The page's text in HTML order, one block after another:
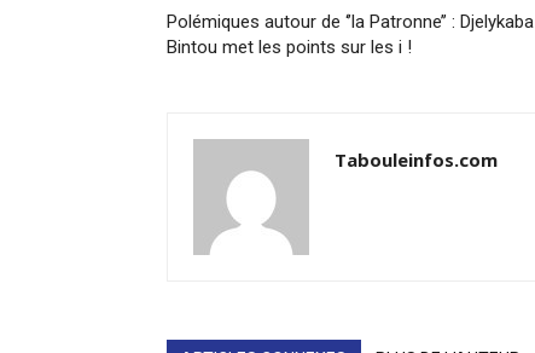
Polémiques autour de ‘’la Patronne’’ : Djelykaba
Bintou met les points sur les i !
Tabouleinfos.com